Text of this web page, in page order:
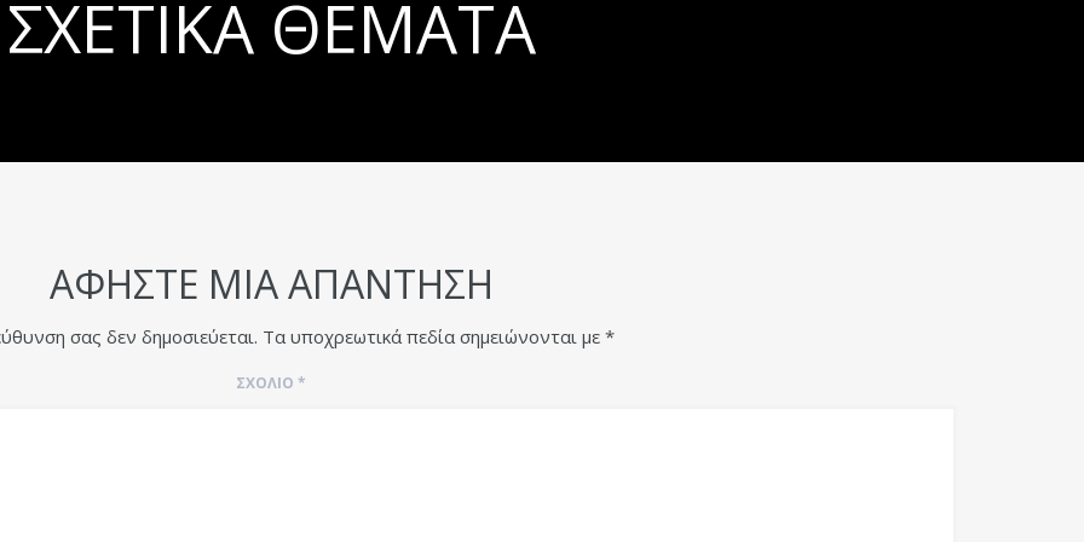
ΣΧΕΤΙΚΆ ΘΈΜΑΤΑ
ΑΦΉΣΤΕ ΜΙΑ ΑΠΆΝΤΗΣΗ
σας δεν δημοσιεύεται. Τα υποχρεωτικά πεδία σημειώνονται με *
ΣΧΌΛΙΟ *